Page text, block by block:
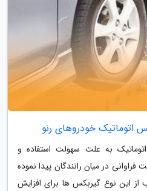
اتوماتیک خودروهای رنو
به علت سهولت استفاده و
فراوانی در میان رانندگان پیدا نموده
از این نوع گیربکس ها برای افزایش